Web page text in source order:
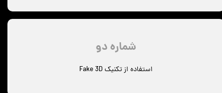
شماره دو
استفاده از تکنیک Fake 3D